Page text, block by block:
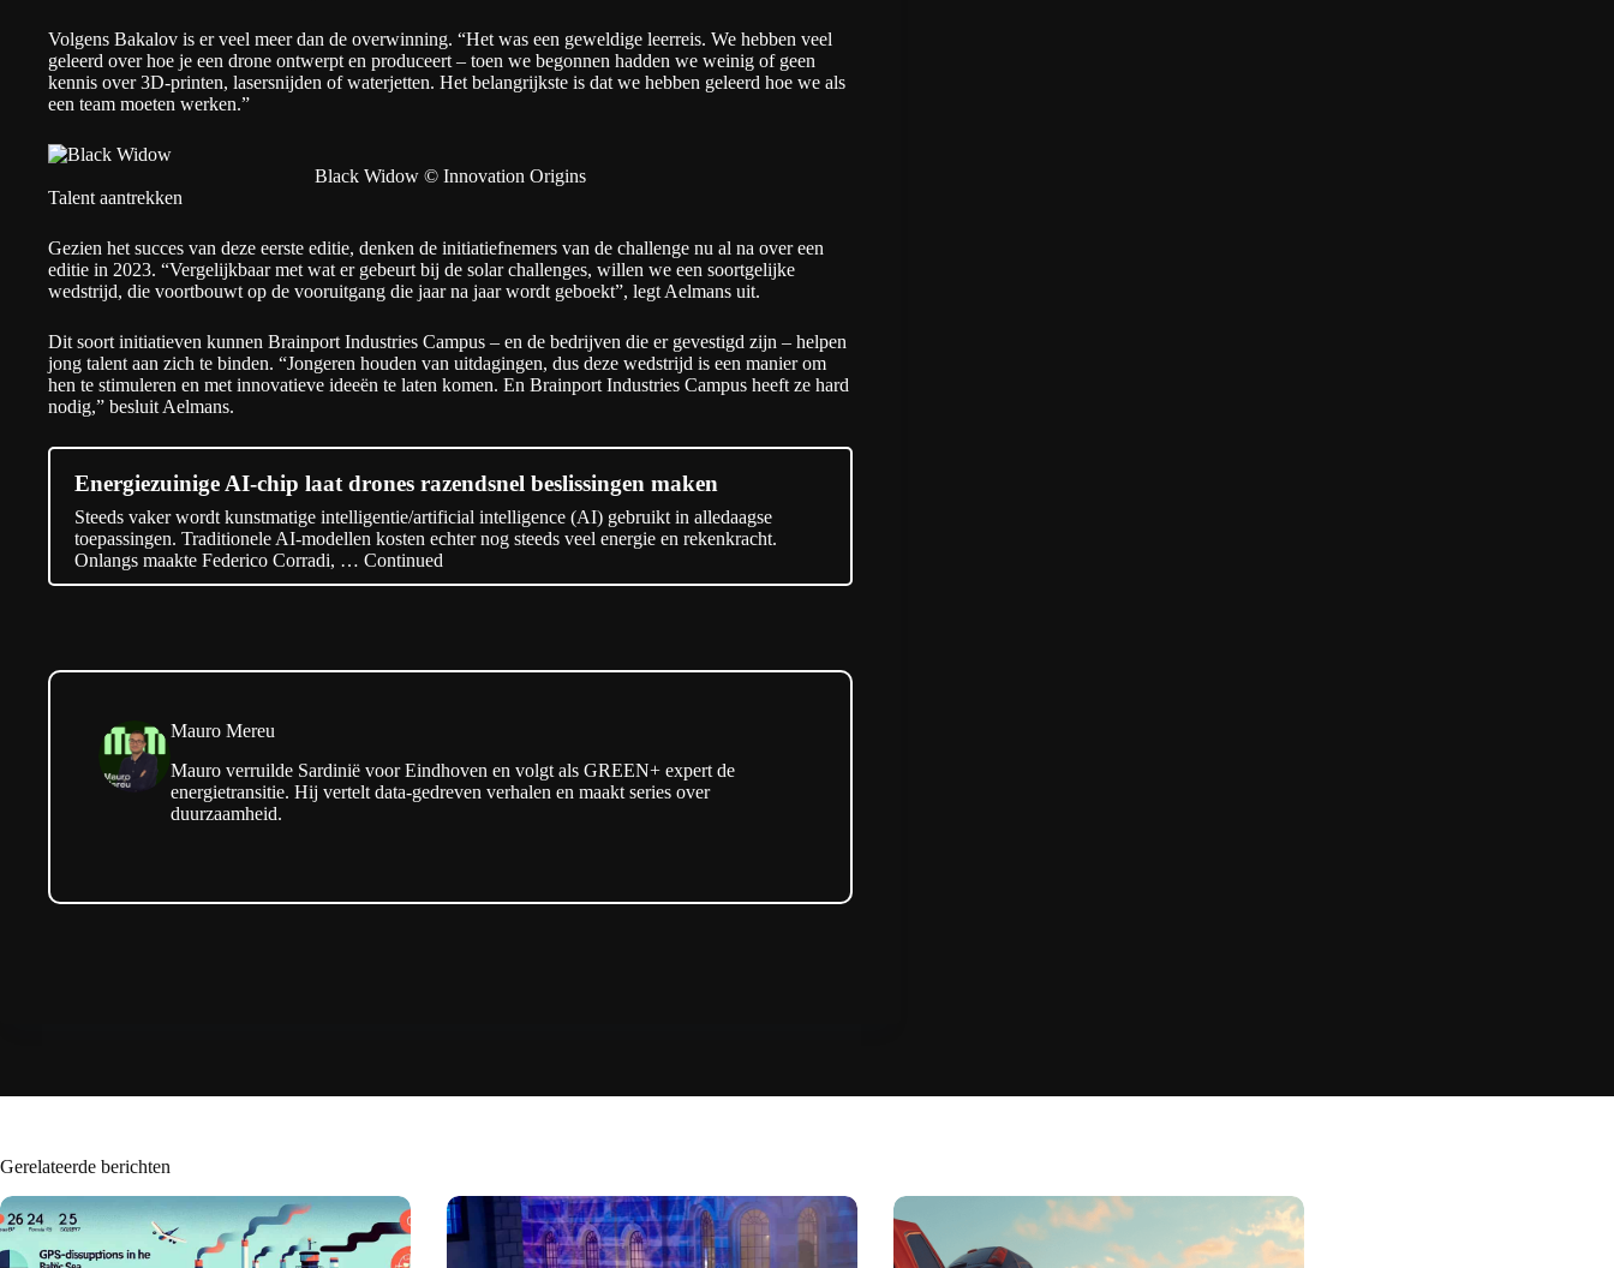
Volgens Bakalov is er veel meer dan de overwinning. “Het was een geweldige leerreis. We hebben veel
geleerd over hoe je een drone ontwerpt en produceert – toen we begonnen hadden we weinig of geen
kennis over 3D-printen, lasersnijden of waterjetten. Het belangrijkste is dat we hebben geleerd hoe we als
een team moeten werken.”
Black Widow © Innovation Origins
Talent aantrekken
Gezien het succes van deze eerste editie, denken de initiatiefnemers van de challenge nu al na over een
editie in 2023. “Vergelijkbaar met wat er gebeurt bij de solar challenges, willen we een soortgelijke
wedstrijd, die voortbouwt op de vooruitgang die jaar na jaar wordt geboekt”, legt Aelmans uit.
Dit soort initiatieven kunnen Brainport Industries Campus – en de bedrijven die er gevestigd zijn – helpen
jong talent aan zich te binden. “Jongeren houden van uitdagingen, dus deze wedstrijd is een manier om
hen te stimuleren en met innovatieve ideeën te laten komen. En Brainport Industries Campus heeft ze hard
nodig,” besluit Aelmans.
Energiezuinige AI-chip laat drones razendsnel beslissingen maken
Steeds vaker wordt kunstmatige intelligentie/artificial intelligence (AI) gebruikt in alledaagse
toepassingen. Traditionele AI-modellen kosten echter nog steeds veel energie en rekenkracht.
Onlangs maakte Federico Corradi, … Continued
Mauro Mereu
Mauro verruilde Sardinië voor Eindhoven en volgt als GREEN+ expert de
energietransitie. Hij vertelt data-gedreven verhalen en maakt series over
duurzaamheid.
Gerelateerde berichten